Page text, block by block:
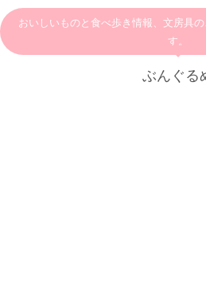
おいしいものと食べ歩き情報、文房具
す。
ぶんぐる